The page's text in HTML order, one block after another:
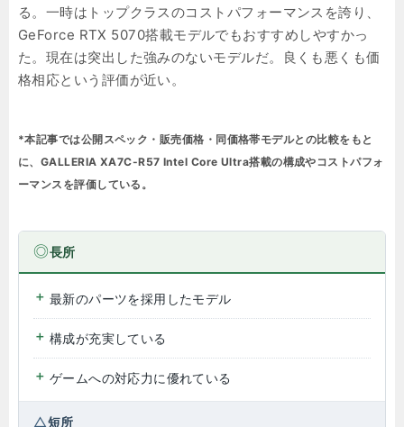
る。一時はトップクラスのコストパフォーマンスを誇り、
GeForce RTX 5070搭載モデルでもおすすめしやすかっ
た。現在は突出した強みのないモデルだ。良くも悪くも価
格相応という評価が近い。
*本記事では公開スペック・販売価格・同価格帯モデルとの比較をもと
に、GALLERIA XA7C-R57 Intel Core Ultra搭載の構成やコストパフォ
ーマンスを評価している。
長所
最新のパーツを採用したモデル
構成が充実している
ゲームへの対応力に優れている
短所